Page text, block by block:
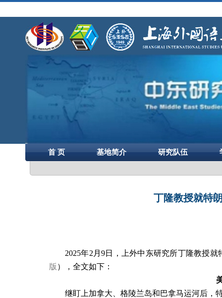
首 页 基地简介 研究队伍
丁隆教授就特
2025年2 月9日
，上外中东研究所丁隆教授
版 ），全文如下：
继盯上加拿大、格陵兰岛和巴拿马运河后，